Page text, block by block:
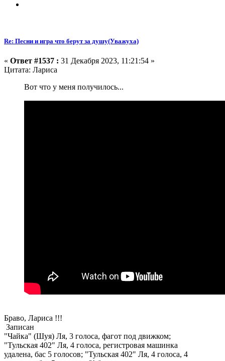
Re: Песни и игра что берут за душу(Уважуха)
« Ответ #1537 : 31 Декабря 2023, 11:21:54 »
Цитата: Лариса
Вот что у меня получилось...
Браво, Лариса !!!
Записан
"Чайка" (Шуя) Ля, 3 голоса, фагот под движком;
"Тульская 402" Ля, 4 голоса, регистровая машинка
удалена, бас 5 голосов; "Тульская 402" Ля, 4 голоса, 4